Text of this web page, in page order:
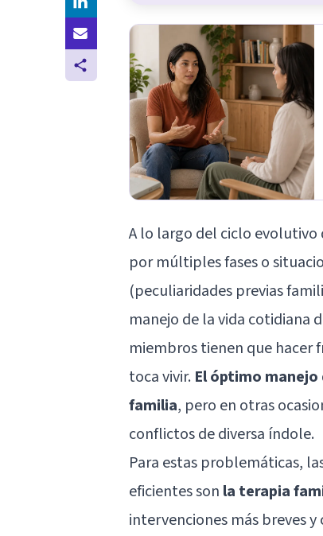
A lo largo del ciclo evolutivo
por múltiples fases o
(peculiaridades previas
manejo de la vida cotidiana
miembros tienen que hacer
toca vivir. El óptimo
familia, pero en otras
conflictos de diversa índole.
Para estas problemáticas,
eficientes son la terapia
intervenciones más breves